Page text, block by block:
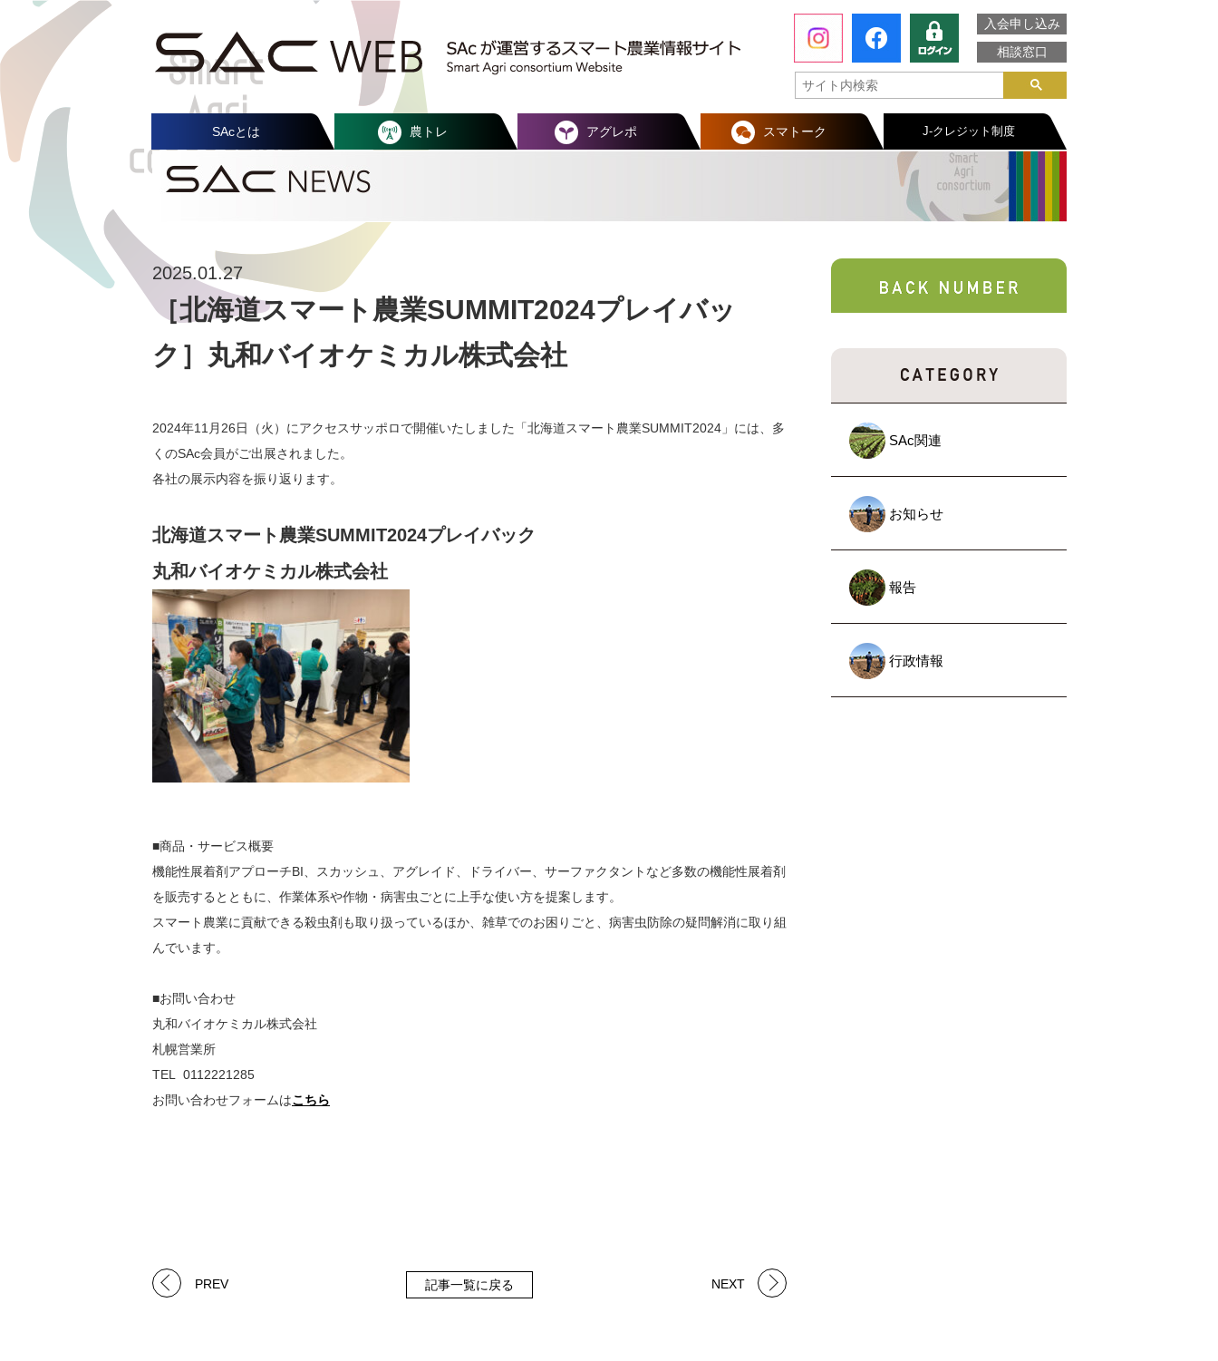
入会申し込み
相談窓口
SAcとは 農トレ アグレポ スマトーク J-クレジット制度
SAc関連
お知らせ
報告
行政情報
2025.01.27
［北海道スマート農業SUMMIT2024プレイバッ
ク］丸和バイオケミカル株式会社
2024年11月26日（火）にアクセスサッポロで開催いたしました「北海道スマート農業SUMMIT2024」には、多
くのSAc会員がご出展されました。
各社の展示内容を振り返ります。
北海道スマート農業SUMMIT2024プレイバック
丸和バイオケミカル株式会社
■商品・サービス概要
機能性展着剤アプローチBI、スカッシュ、アグレイド、ドライバー、サーファクタントなど多数の機能性展着剤
を販売するとともに、作業体系や作物・病害虫ごとに上手な使い方を提案します。
スマート農業に貢献できる殺虫剤も取り扱っているほか、雑草でのお困りごと、病害虫防除の疑問解消に取り組
んでいます。
■お問い合わせ
丸和バイオケミカル株式会社
札幌営業所
TEL 0112221285
お問い合わせフォームはこちら
PREV 記事一覧に戻る NEXT